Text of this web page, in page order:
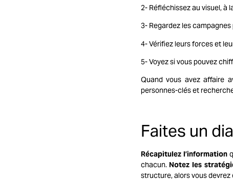
2- Réfléchissez au visuel, à
3- Regardez lescampagnes
4- Vérifiez leurs forces et
5- Voyez si vous pouvez
Quand vous avez affaire
personnes-clés et
Faites un
Récapitulez l’information
chacun. Notez les
structure, alors vous